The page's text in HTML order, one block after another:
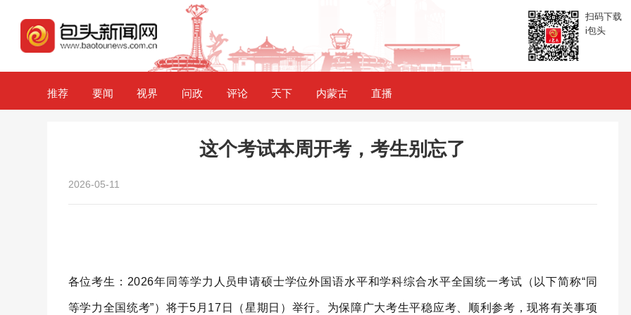
扫码下载
i包头
推荐 要闻 视界 问政 评论 天下 内蒙古 直播
这个考试本周开考，考生别忘了
2026-05-11
各位考生：2026年同等学力人员申请硕士学位外国语水平和学科综合水平全国统一考试（以下简称“同
等学力全国统考”）将于5月17日（星期日）举行。为保障广大考生平稳应考、顺利参考，现将有关事项